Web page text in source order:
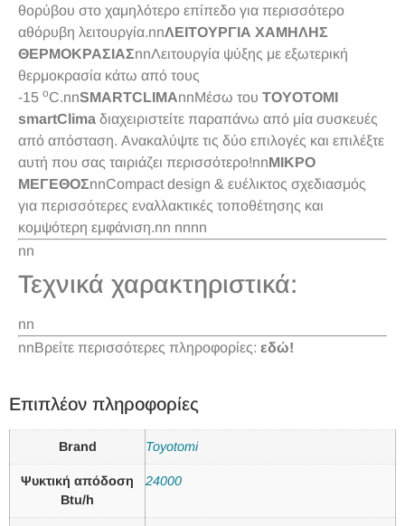
θορύβου στο χαμηλότερο επίπεδο για περισσότερο
αθόρυβη λειτουργία.nnΛΕΙΤΟΥΡΓΙΑ ΧΑΜΗΛΗΣ
ΘΕΡΜΟΚΡΑΣΙΑΣnnΛειτουργία ψύξης με εξωτερική
θερμοκρασία κάτω από τους
-15 oC.nnSMARTCLIMAnnΜέσω του TOYOTOMI
smartClima διαχειριστείτε παραπάνω από μία συσκευές
από απόσταση. Ανακαλύψτε τις δύο επιλογές και επιλέξτε
αυτή που σας ταιριάζει περισσότερο!nnΜΙΚΡΟ
ΜΕΓΕΘΟΣnnCompact design & ευέλικτος σχεδιασμός
για περισσότερες εναλλακτικές τοποθέτησης και
κομψότερη εμφάνιση.nn nnnn
nn
Τεχνικά χαρακτηριστικά:
nn
nnΒρείτε περισσότερες πληροφορίες: εδώ!
Επιπλέον πληροφορίες
Brand Toyotomi
Ψυκτική απόδοση
Btu/h
24000